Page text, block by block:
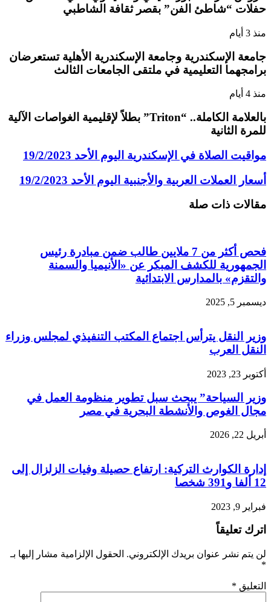
حفلات “شاطئ الفن” بقصر ثقافة الشاطبي
منذ 3 أيام
جامعة الإسكندرية وجامعة الإسكندرية الأهلية تستعرضان
برامجهما التعليمية في ملتقى الجامعات الثالث
منذ 4 أيام
بالعلامة الكاملة.. “Triton” بطلاً لإقليمية الغواصات الآلية
للمرة الثانية
مواقيت الصلاة في الإسكندرية اليوم الأحد 19/2/2023
أسعار العملات العربية والأجنبية اليوم الأحد 19/2/2023
مقالات ذات صلة
فحص أكثر من 7 ملايين طالب ضمن مبادرة رئيس
الجمهورية للكشف المبكر عن «الأنيميا والسمنة
والتقزم» بالمدارس الابتدائية
ديسمبر 5, 2025
وزير النقل يترأس اجتماع المكتب التنفيذي لمجلس وزراء
النقل العرب
أكتوبر 23, 2023
وزير السياحة” يبحث سبل تطوير منظومة العمل في
مجال الغوص والأنشطة البحرية في مصر
أبريل 22, 2026
إدارة الكوارث التركية: ارتفاع حصيلة وفيات الزلزال إلى
12 ألفا و391 شخصا
فبراير 9, 2023
اترك تعليقاً
لن يتم نشر عنوان بريدك الإلكتروني. الحقول الإلزامية مشار إليها بـ
*
التعليق *